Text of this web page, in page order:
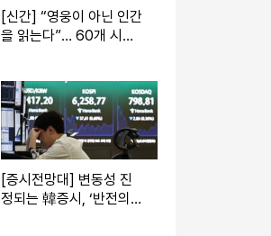
[신간] “영웅이 아닌 인간
을 읽는다”… 60개 시퀀
[증시전망대] 변동성 진
정되는 韓증시, ‘반전의